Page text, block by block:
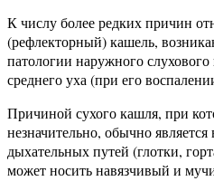
К числу более редких причин
(рефлекторный) кашель,
патологии наружного
среднего уха (при его
Причиной сухого кашля, при
незначительно, обычно
дыхательных путей (глотки,
может носить навязчивый и